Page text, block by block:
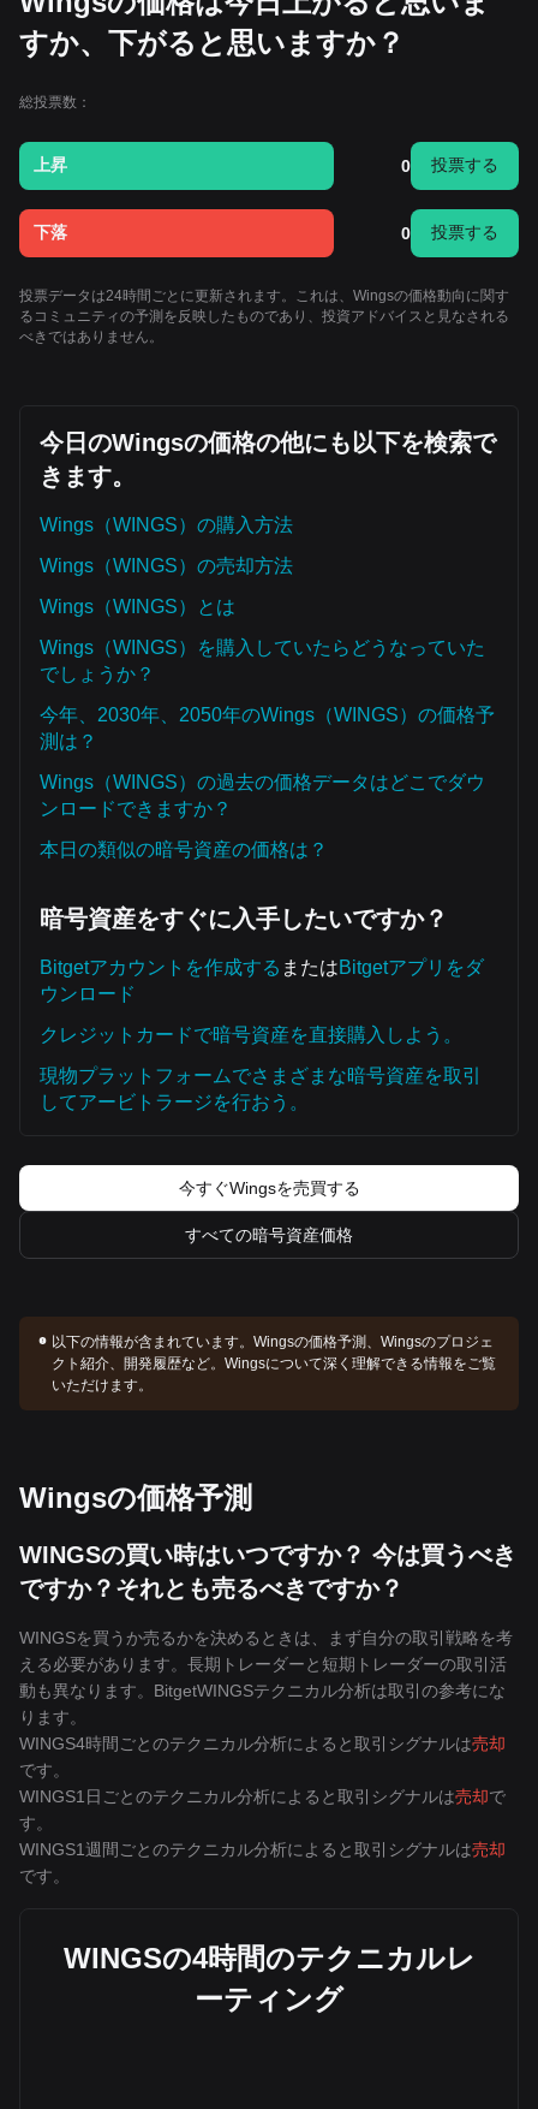
すか、下がると思いますか？
総投票数：
上昇 0 投票する
下落 0 投票する
投票データは24時間ごとに更新されます。これは、Wingsの価格動向に関す
るコミュニティの予測を反映したものであり、投資アドバイスと見なされる
べきではありません。
今日のWingsの価格の他にも以下を検索で
きます。
Wings（WINGS）の購入方法
Wings（WINGS）の売却方法
Wings（WINGS）とは
Wings（WINGS）を購入していたらどうなっていた
でしょうか？
今年、2030年、2050年のWings（WINGS）の価格予
測は？
Wings（WINGS）の過去の価格データはどこでダウ
ンロードできますか？
本日の類似の暗号資産の価格は？
暗号資産をすぐに入手したいですか？
Bitgetアカウントを作成する またはBitgetアプリをダ
ウンロード
クレジットカードで暗号資産を直接購入しよう。
現物プラットフォームでさまざまな暗号資産を取引
してアービトラージを行おう。
今すぐWingsを売買する
すべての暗号資産価格
以下の情報が含まれています。Wingsの価格予測、Wingsのプロジェ
クト紹介、開発履歴など。Wingsについて深く理解できる情報をご覧
いただけます。
Wingsの価格予測
WINGSの買い時はいつですか？ 今は買うべき
ですか？それとも売るべきですか？
WINGSを買うか売るかを決めるときは、まず自分の取引戦略を考
える必要があります。長期トレーダーと短期トレーダーの取引活
動も異なります。BitgetWINGSテクニカル分析は取引の参考にな
ります。
WINGS4時間ごとのテクニカル分析によると取引シグナルは売却
です。
WINGS1日ごとのテクニカル分析によると取引シグナルは売却で
す。
WINGS1週間ごとのテクニカル分析によると取引シグナルは売却
です。
WINGSの4時間のテクニカルレ
ーティング